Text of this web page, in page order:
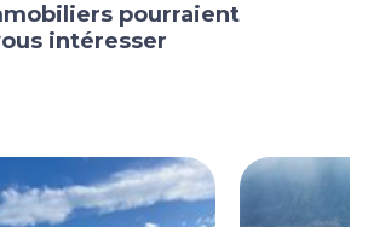
pourraient
intéresser